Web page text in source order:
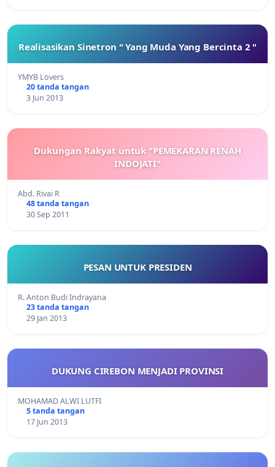
Realisasikan Sinetron " Yang Muda Yang Bercinta 2 "
YMYB Lovers
20 tanda tangan
3 Jun 2013
Dukungan Rakyat untuk "PEMEKARAN RENAH
INDOJATI"
Abd. Rivai R
48 tanda tangan
30 Sep 2011
PESAN UNTUK PRESIDEN
R. Anton Budi Indrayana
23 tanda tangan
29 Jan 2013
DUKUNG CIREBON MENJADI PROVINSI
MOHAMAD ALWI LUTFI
5 tanda tangan
17 Jun 2013